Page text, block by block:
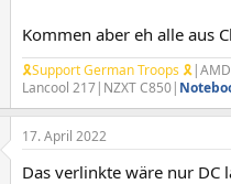
Kommen aber eh alle aus
🎗Support German Troops 🎗
Lancool 217|NZXT C850|
17. April 2022
Das verlinkte wäre nur DC